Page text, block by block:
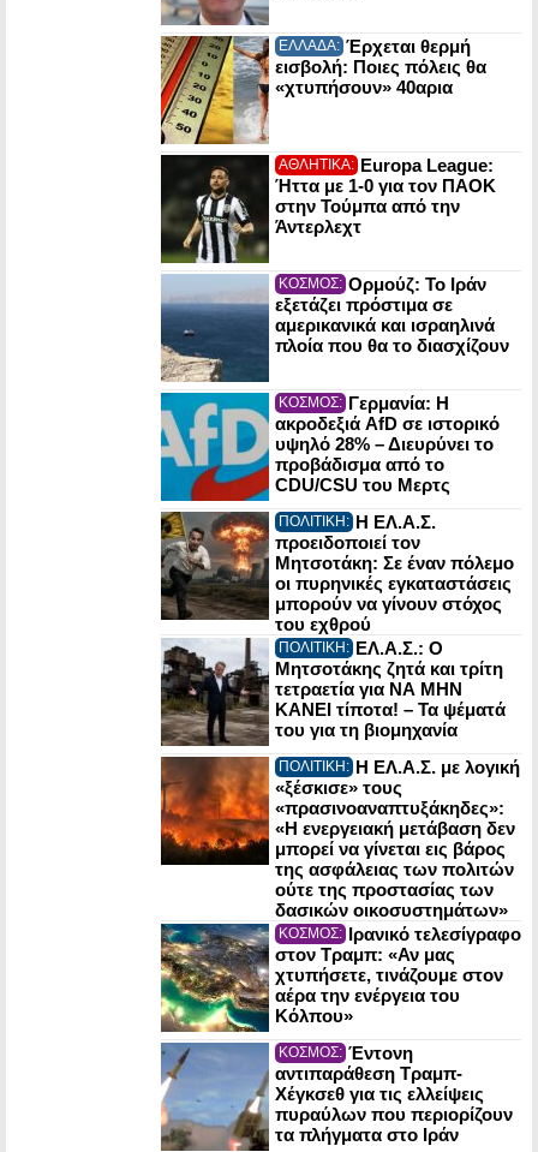
ΕΛΛΑΔΑ: Έρχεται θερμή
εισβολή: Ποιες πόλεις θα
«χτυπήσουν» 40αρια
ΑΘΛΗΤΙΚΑ: Europa League:
Ήττα με 1-0 για τον ΠΑΟΚ
στην Τούμπα από την
Άντερλεχτ
ΚΟΣΜΟΣ: Ορμούζ: Το Ιράν
εξετάζει πρόστιμα σε
αμερικανικά και ισραηλινά
πλοία που θα το διασχίζουν
ΚΟΣΜΟΣ: Γερμανία: Η
ακροδεξιά AfD σε ιστορικό
υψηλό 28% – Διευρύνει το
προβάδισμα από το
CDU/CSU του Μερτς
ΠΟΛΙΤΙΚΗ: Η ΕΛ.Α.Σ.
προειδοποιεί τον
Μητσοτάκη: Σε έναν πόλεμο
οι πυρηνικές εγκαταστάσεις
μπορούν να γίνουν στόχος
του εχθρού
ΠΟΛΙΤΙΚΗ: ΕΛ.Α.Σ.: Ο
Μητσοτάκης ζητά και τρίτη
τετραετία για ΝΑ ΜΗΝ
ΚΑΝΕΙ τίποτα! – Τα ψέματά
του για τη βιομηχανία
ΠΟΛΙΤΙΚΗ: Η ΕΛ.Α.Σ. με λογική
«ξέσκισε» τους
«πρασινοαναπτυξάκηδες»:
«Η ενεργειακή μετάβαση δεν
μπορεί να γίνεται εις βάρος
της ασφάλειας των πολιτών
ούτε της προστασίας των
δασικών οικοσυστημάτων»
ΚΟΣΜΟΣ: Ιρανικό τελεσίγραφο
στον Τραμπ: «Αν μας
χτυπήσετε, τινάζουμε στον
αέρα την ενέργεια του
Κόλπου»
ΚΟΣΜΟΣ: Έντονη
αντιπαράθεση Τραμπ-
Χέγκσεθ για τις ελλείψεις
πυραύλων που περιορίζουν
τα πλήγματα στο Ιράν